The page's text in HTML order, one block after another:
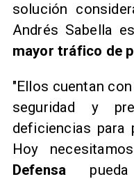
solución
Andrés Sabella
mayor tráfico de
"Ellos cuentan
seguridad y
deficiencias para
Hoy
Defensa pueda